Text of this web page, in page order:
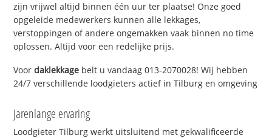
zijn vrijwel altijd binnen één uur ter plaatse! Onze goed
opgeleide medewerkers kunnen alle lekkages,
verstoppingen of andere ongemakken vaak binnen no time
oplossen. Altijd voor een redelijke prijs.
Voordaklekkage belt u vandaag 013-2070028! Wij hebben
24/7 verschillende loodgieters actief in Tilburg en omgeving
Jarenlange ervaring
Loodgieter Tilburg werkt uitsluitend met gekwalificeerde